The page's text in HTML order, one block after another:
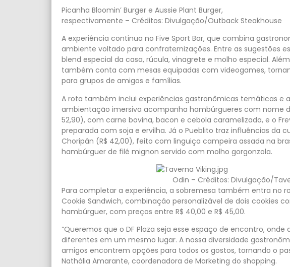
Picanha Bloomin’ Burger e Aussie Plant Burger,
respectivamente – Créditos: Divulgação/Outback Steakhouse
A experiência continua no Five Sport Bar, que combina
ambiente voltado para confraternizações. Entre as sugestões
blend especial da casa, rúcula, vinagrete e molho especial.
também conta com mesas equipadas com videogames,
para grupos de amigos e famílias.
A rota também inclui experiências gastronômicas temáticas e
ambientação imersiva acompanha hambúrgueres com nome
52,90), com carne bovina, bacon e cebola caramelizada, e o
preparada com soja e ervilha. Já o Pueblito traz influências da
Choripán (R$ 42,00), feito com linguiça campeira assada na
hambúrguer de filé mignon servido com molho gorgonzola.
Odin – Créditos: Divulgação/
Para completar a experiência, a sobremesa também entra no
Cookie Sandwich, combinação personalizável de dois cookies
hambúrguer, com preços entre R$ 40,00 e R$ 45,00.
“Queremos que o DF Plaza seja esse espaço de encontro,
diferentes em um mesmo lugar. A nossa diversidade
amigos encontrem opções para todos os gostos, tornando o
Nathália Amarante, coordenadora de Marketing do shopping.